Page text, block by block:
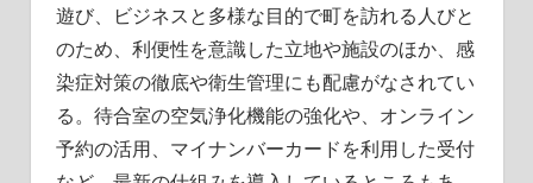
遊び、ビジネスと多様な目的で町を訪れる人びと
のため、利便性を意識した立地や施設のほか、感
染症対策の徹底や衛生管理にも配慮がなされてい
る。待合室の空気浄化機能の強化や、オンライン
予約の活用、マイナンバーカードを利用した受付